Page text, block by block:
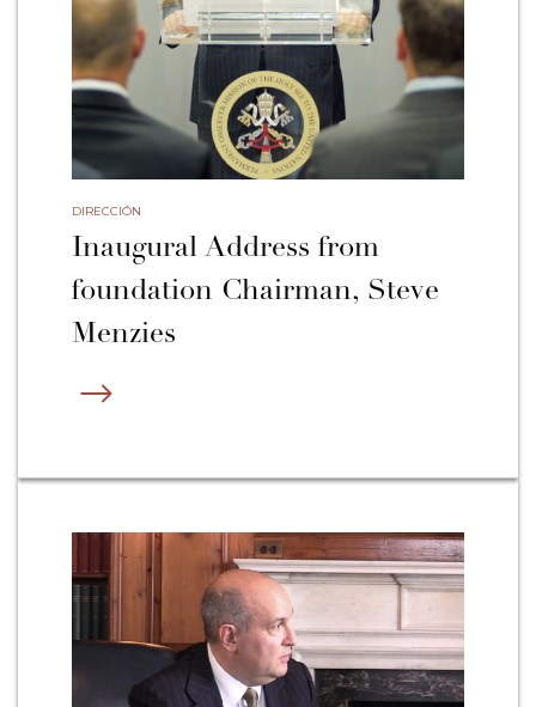
DIRECCIÓN
Inaugural Address from
foundation Chairman, Steve
Menzies